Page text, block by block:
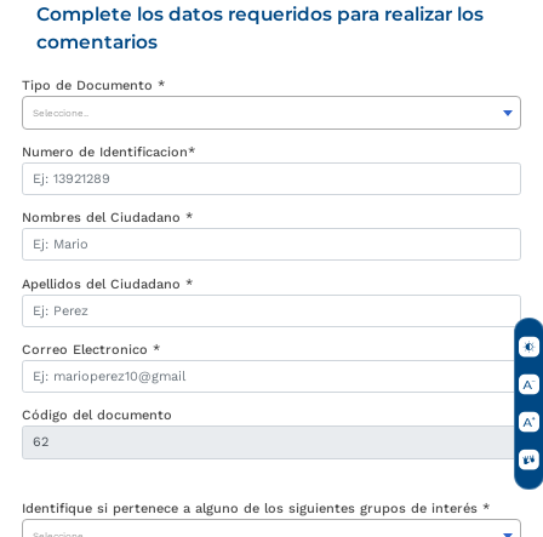
Complete los datos requeridos para realizar los
comentarios
Tipo de Documento *
Seleccione..
Numero de Identificacion*
Nombres del Ciudadano *
Apellidos del Ciudadano *
Correo Electronico *
Código del documento
Identifique si pertenece a alguno de los siguientes grupos de interés *